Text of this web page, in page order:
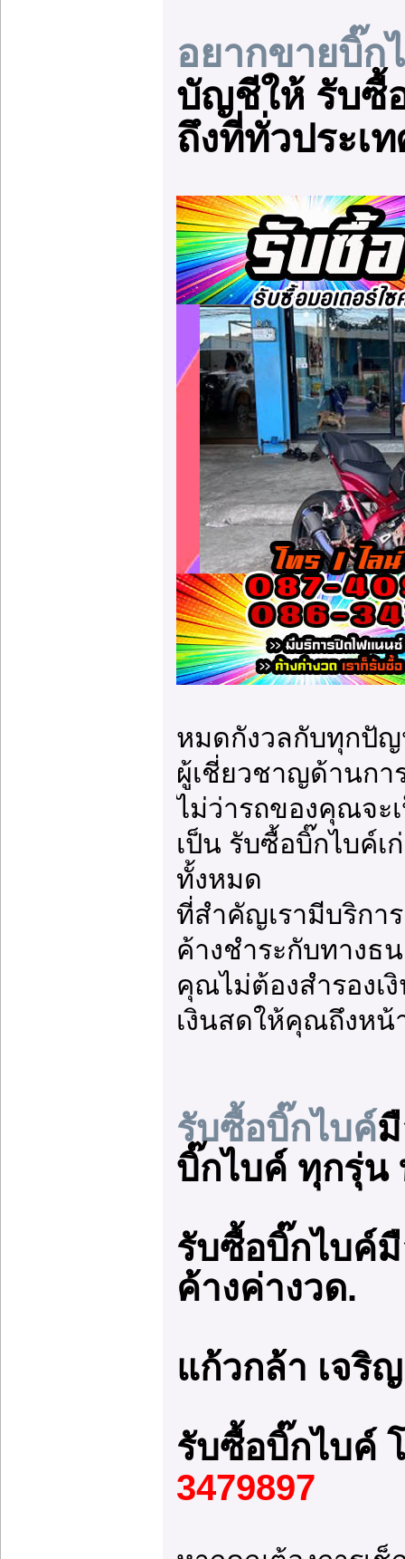
อยากขายบิ๊ก
บัญชีให้ รับซื้
ถึงที่ทั่วประเ
หมดกังวลกับทุกปัญ
ผู้เชี่ยวชาญด้านกา
ไม่ว่ารถของคุณจะ
เป็น รับซื้อบิ๊กไบค์
ทั้งหมด
ที่สำคัญเรามีบริก
ค้างชำระกับทางธ
คุณไม่ต้องสำรองเ
เงินสดให้คุณถึงหน้
รับซื้อบิ๊กไบค์
บิ๊กไบค์ ทุกรุ่น
รับซื้อบิ๊กไบค์
ค้างค่างวด.
แก้วกล้า เจริ
รับซื้อบิ๊กไบค์
3479897